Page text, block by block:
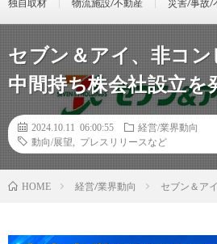
独自取材 物流施設/不動産 災害/事故/
セブン＆アイ、非コ
中間持ち株会社設立
2024.10.11 06:00:55
経営/業界動向
動向/展望
プレスリリースなど
HOME 経営/業界動向 セブン＆ア